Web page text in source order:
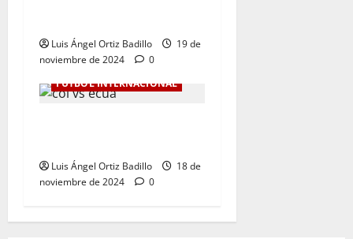
Luis Ángel Ortiz Badillo
19 de
noviembre de 2024
0
FÚTBOL INTERNACIONAL
Luis Ángel Ortiz Badillo
18 de
noviembre de 2024
0